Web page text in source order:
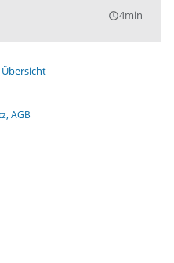
query_builder4min
AGB